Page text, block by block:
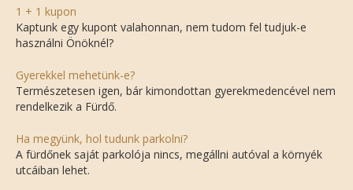
1 + 1 kupon
Kaptunk egy kupont valahonnan, nem tudom fel tudjuk-e
használni Önöknél?
Gyerekkel mehetünk-e?
Természetesen igen, bár kimondottan gyerekmedencével nem
rendelkezik a Fürdő.
Ha megyünk, hol tudunk parkolni?
A fürdőnek saját parkolója nincs, megállni autóval a környék
utcáiban lehet.